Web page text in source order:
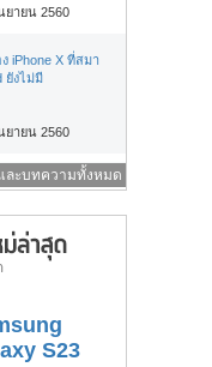
ยายน 2560
iPhone X ที่สมา
ยังไม่มี
ยายน 2560
ละบทความทั้งหมด
S23